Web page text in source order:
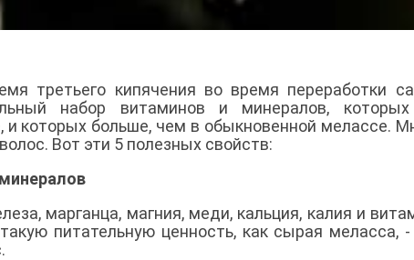
третьего кипячения во время переработки
набор витаминов и минералов,
которых больше, чем в обыкновенной мелассе.
Вот эти 5 полезных свойств:
марганца, магния, меди, кальция, калия и
питательную ценность, как сырая меласса,